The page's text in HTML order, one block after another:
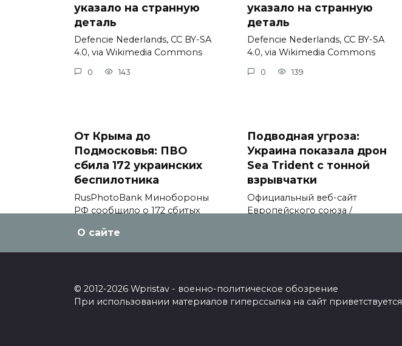
указало на странную
деталь
Defencie Nederlands, CC BY-SA
4.0, via Wikimedia Commons
0 143
указало на странную
деталь
Defencie Nederlands, CC BY-SA
4.0, via Wikimedia Commons
0 139
От Крыма до
Подмосковья: ПВО
сбила 172 украинских
беспилотника
RusPhotoBank Минобороны
РФ сообщило о 172 сбитых
Подводная угроза:
Украина показала дрон
Sea Trident с тонной
взрывчатки
Официальный веб-сайт
Европейского союза /
О сайте
© 2012-2026 Wpristav - военно-политическое обозрение
При использовании материалов гиперссылка на сайт приветствуется